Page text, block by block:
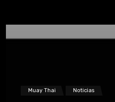
Muay Thai Noticias